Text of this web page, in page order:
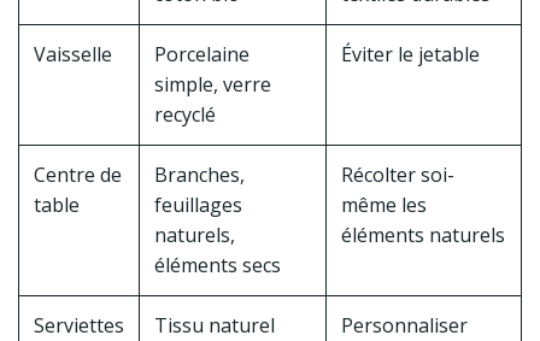
Vaisselle
Porcelaine
simple, verre
recyclé
Éviter le jetable
Centre de
table
Branches,
feuillages
naturels,
éléments secs
Récolter soi-
même les
éléments naturels
Serviettes Tissu naturel
Personnaliser